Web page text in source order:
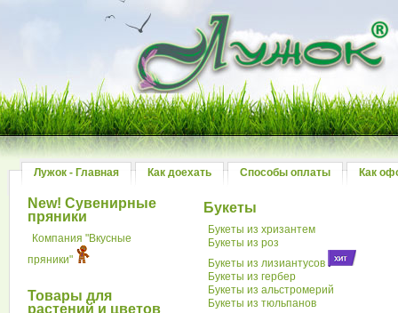
Лужок - Главная Как доехать Способы оплаты Как
New! Сувенирные
пряники
Компания "Вкусные
пряники"
Товары для
растений и цветов
Букеты
Букеты из хризантем
Букеты из роз
Букеты из лизиантусов
Букеты из гербер
Букеты из альстромерий
Букеты из тюльпанов